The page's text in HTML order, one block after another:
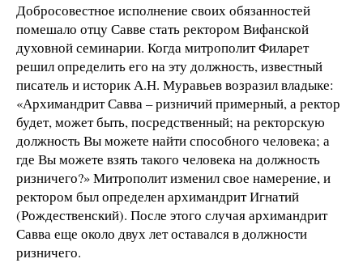
Добросовестное исполнение своих обязанностей
помешало отцу Савве стать ректором Вифанской
духовной семинарии. Когда митрополит Филарет
решил определить его на эту должность, известный
писатель и историк А.Н. Муравьев возразил владыке:
«Архимандрит Савва – ризничий примерный, а ректор
будет, может быть, посредственный; на ректорскую
должность Вы можете найти способного человека; а
где Вы можете взять такого человека на должность
ризничего?» Митрополит изменил свое намерение, и
ректором был определен архимандрит Игнатий
(Рождественский). После этого случая архимандрит
Савва еще около двух лет оставался в должности
ризничего.